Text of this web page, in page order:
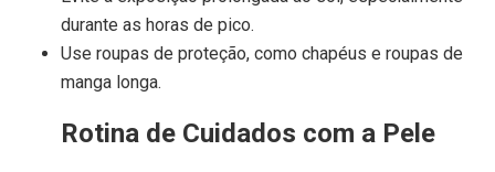
durante as horas de pico.
Use roupas de proteção, como chapéus e roupas de
manga longa.
Rotina de Cuidados com a Pele